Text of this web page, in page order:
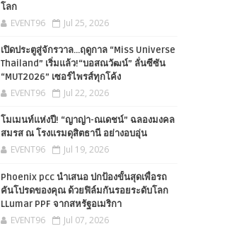
โลก
EVENT96 Jul 25, 2026
เปิดประตูสู่จักรวาล…ฤดูกาล “Miss Universe
Thailand” เริ่มแล้ว!“บอสณวัฒน์” ลั่นซีซัน
“MUT2026” เซอร์ไพรส์ทุกโค้ง
EVENT96 Jul 22, 2026
โมเมนท์แห่งปี! “ญาญ่า-ณเดชน์” ฉลองมงคล
สมรส ณ โรงแรมดุสิตธานี อย่างอบอุ่น
EVENT96 Jul 19, 2026
Phoenix pcc นำเสนอ ปกป้องขั้นสุดเพื่อรถ
คันโปรดของคุณ ด้วยฟิล์มกันรอยระดับโลก
LLumar PPF จากสหรัฐอเมริกา
EVENT96 Jul 07, 2026